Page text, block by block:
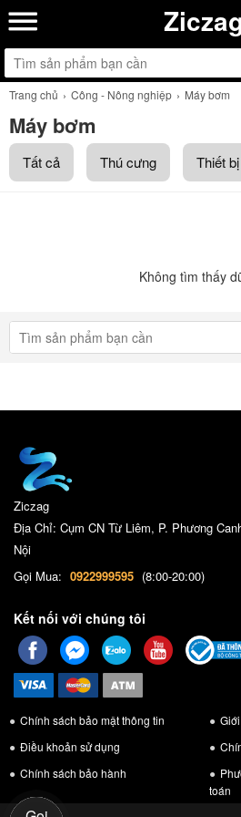
Trang chủ Công - Nông nghiệp Máy bơm
Máy bơm
Tất cả Thú cưng Thiết
Không tìm thấy
Ziczag
Địa Chỉ: Cụm CN Từ Liêm, P. Phương
Nội
Gọi Mua: 0922999595 (8:00-20:00)
Kết nối với chúng tôi
Chính sách bảo mật thông tin
Điều khoản sử dụng
Chính sách bảo hành
toán